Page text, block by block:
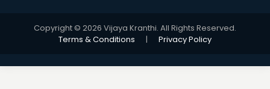
Copyright © 2026 Vijaya Kranthi. All Rights Reserved.
Terms & Conditions
| Privacy Policy